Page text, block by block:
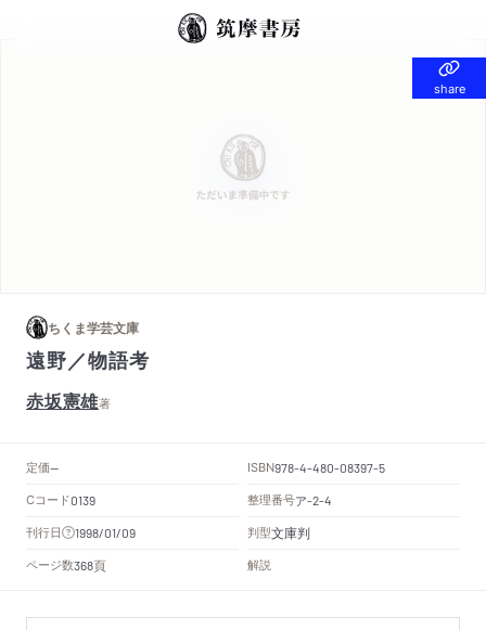
share
share
ちくま学芸文庫
遠野／物語考
赤坂憲雄著
定価-- ISBN978-4-480-08397-5
Cコード0139 整理番号ア-2-4
刊行日 1998/01/09 判型文庫判
ページ数368頁 解説